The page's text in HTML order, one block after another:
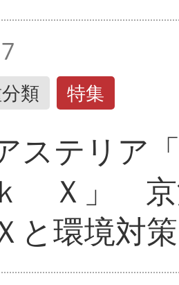
類 特集
テリア
Ｘ」 京
環境対策